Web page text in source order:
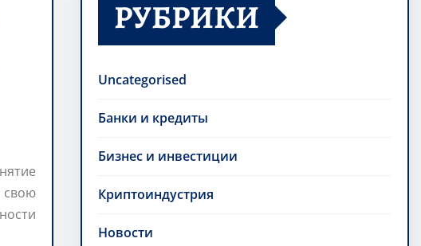
свою
РУБРИКИ
Uncategorised
Банки и кредиты
Бизнес и инвестиции
Криптоиндустрия
Новости